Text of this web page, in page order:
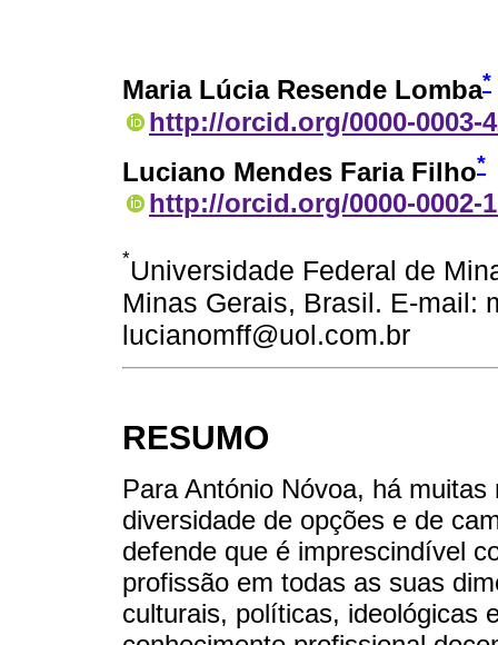
Maria Lúcia Resende Lomba*
http://orcid.org/0000-0003-
Luciano Mendes Faria Filho*
http://orcid.org/0000-0002-
*Universidade Federal de
Minas Gerais, Brasil. E-mail:
lucianomff@uol.com.br
RESUMO
Para António Nóvoa, há
diversidade de opções e de
defende que é imprescindível
profissão em todas as suas
culturais, políticas, ideológicas